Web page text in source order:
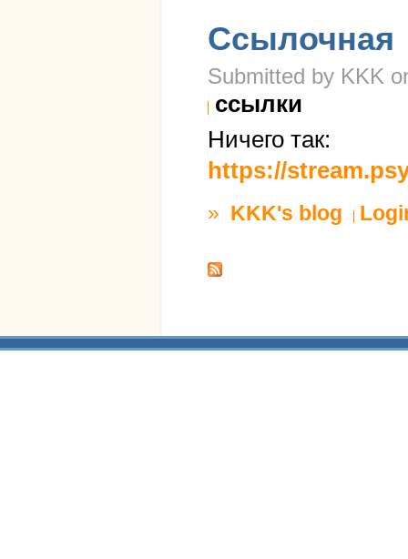
Ссылочная
Submitted by KKK
ссылки
Ничего так:
https://
» KKK's blog